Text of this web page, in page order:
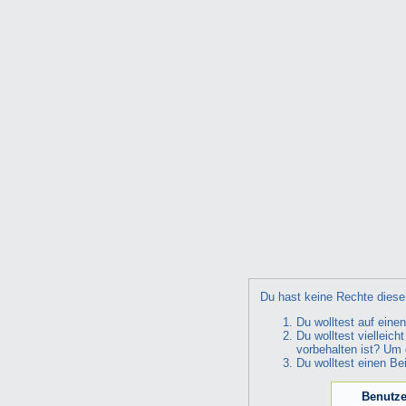
Du hast keine Rechte
Du wolltest auf
Du wolltest
vorbehalten ist?
Du wolltest einen